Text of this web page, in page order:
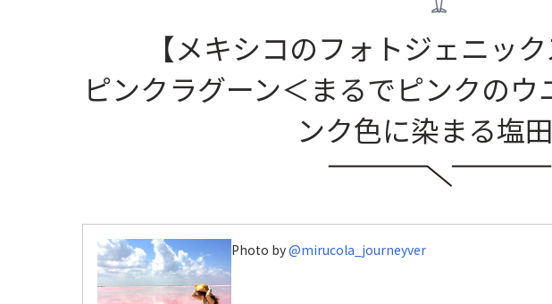
【メキシコのフォトジェニック
ピンクラグーン＜まるでピンクの
ンク色に染まる塩
Photo by@mirucola_journeyver